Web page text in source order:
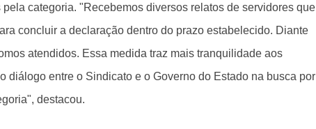
categoria. "Recebemos diversos relatos de servidores que
concluir a declaração dentro do prazo estabelecido. Diante
atendidos. Essa medida traz mais tranquilidade aos
diálogo entre o Sindicato e o Governo do Estado na busca por
destacou.